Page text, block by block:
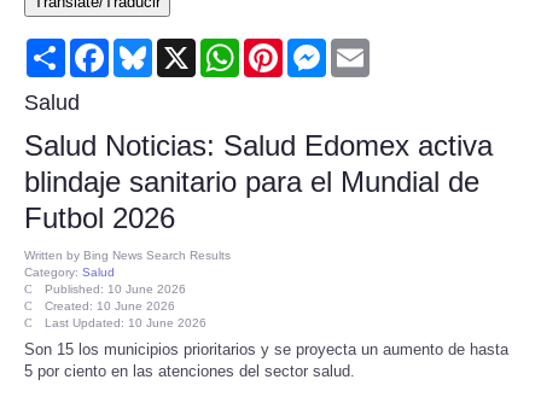
Consumer
Consumer Affairs Recalls
Food & Drug Recalls
Product Safety News
Entertainment
Health
Share FacebookBluesky
X WhatsAppPinterestMessenger
Salud
Salud Noticias: Salud Edomex activa
blindaje sanitario para el Mundial de
Futbol 2026
Written by Bing News Search Results
Category: Salud
Published: 10 June 2026
Created: 10 June 2026
Last Updated: 10 June 2026
Son 15 los municipios prioritarios y se proyecta un aumento de hasta
5 por ciento en las atenciones del sector salud.